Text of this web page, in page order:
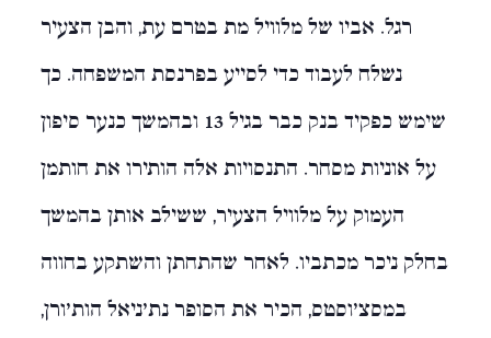
רגל. אביו של מלוויל מת בטרם עת, והבן הצעיר
נשלח לעבוד כדי לסייע בפרנסת המשפחה. כך
שימש כפקיד בנק כבר בגיל 13 ובהמשך כנער סיפון
על אוניות מסחר. התנסויות אלה הותירו את חותמן
העמוק על מלוויל הצעיר, ששילב אותן בהמשך
בחלק ניכר מכתביו. לאחר שהתחתן והשתקע בחווה
במסצ'וסטס, הכיר את הסופר נת'ניאל הות'ורן,